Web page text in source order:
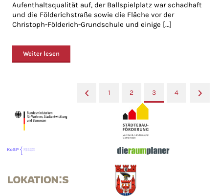
Aufenthaltsqualität auf, der Ballspielplatz war schadhaft
und die Földerichstraße sowie die Fläche vor der
Christoph-Földerich-Grundschule und einige [...]
Weiter lesen
« 1 2 3 4 »